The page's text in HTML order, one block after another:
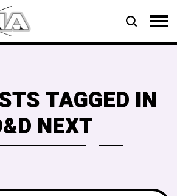
TAGGED IN
NEXT